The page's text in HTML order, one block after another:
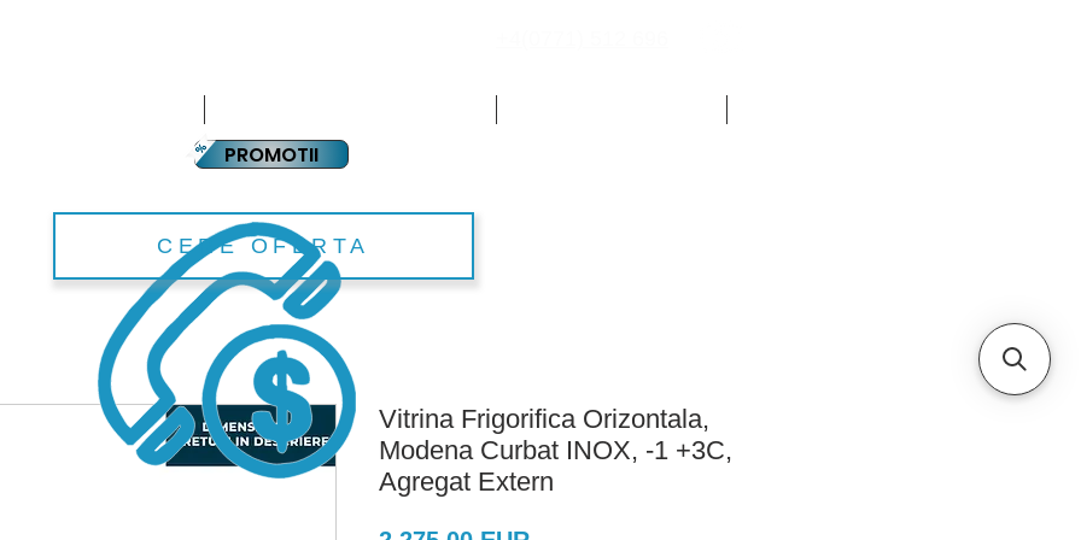
PROMOTII
Vitrina Frigorifica Orizontala,
Modena Curbat INOX, -1 +3C,
Agregat Extern
CERE OFERTA